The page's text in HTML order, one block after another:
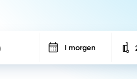
I morgen